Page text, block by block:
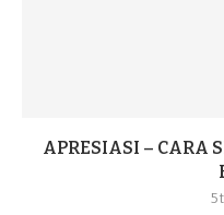
APRESIASI – CARA
5